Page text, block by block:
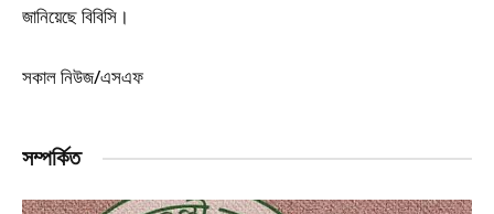
জানিয়েছে বিবিসি।
সকাল নিউজ/এসএফ
সম্পর্কিত